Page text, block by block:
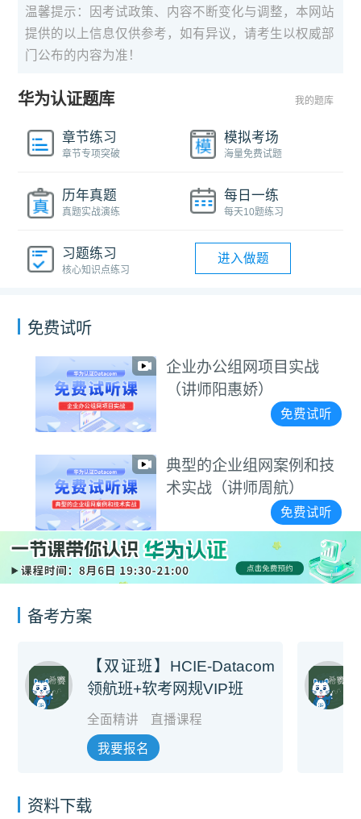
温馨提示：因考试政策、内容不断变化与调整，本网站
提供的以上信息仅供参考，如有异议，请考生以权威部
门公布的内容为准！
华为认证题库 我的题库
章节练习
章节专项突破
模拟考场
海量免费试题
历年真题
真题实战演练
每日一练
每天10题练习
习题练习
核心知识点练习
进入做题
免费试听
企业办公组网项目实战
（讲师阳惠娇）
免费试听
典型的企业组网案例和技
术实战（讲师周航）
免费试听
备考方案
【双证班】HCIE-Datacom
领航班+软考网规VIP班
全面精讲 直播课程
我要报名
资料下载